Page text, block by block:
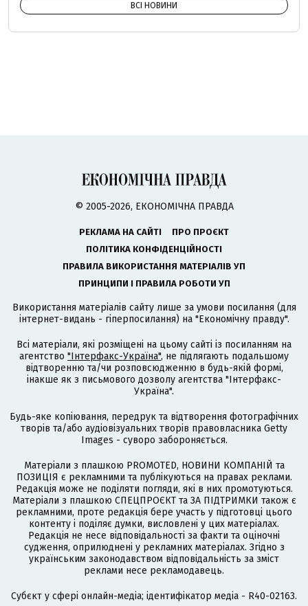
ВСІ НОВИНИ
© 2005-2026, ЕКОНОМІЧНА ПРАВДА
РЕКЛАМА НА САЙТІ
ПРО ПРОЄКТ
ПОЛІТИКА КОНФІДЕНЦІЙНОСТІ
ПРАВИЛА ВИКОРИСТАННЯ МАТЕРІАЛІВ УП
ПРИНЦИПИ І ПРАВИЛА РОБОТИ УП
Використання матеріалів сайту лише за умови посилання (для
інтернет-видань - гіперпосилання) на "Економічну правду".
Всі матеріали, які розміщені на цьому сайті із посиланням на
агентство "Інтерфакс-Україна", не підлягають подальшому
відтворенню та/чи розповсюдженню в будь-якій формі,
інакше як з письмового дозволу агентства "Інтерфакс-
Україна".
Будь-яке копіювання, передрук та відтворення фотографічних
творів та/або аудіовізуальних творів правовласника Getty
Images - суворо забороняється.
Матеріали з плашкою PROMOTED, НОВИНИ КОМПАНІЙ та
ПОЗИЦІЯ є рекламними та публікуються на правах реклами.
Редакція може не поділяти погляди, які в них промотуються.
Матеріали з плашкою СПЕЦПРОЄКТ та ЗА ПІДТРИМКИ також є
рекламними, проте редакція бере участь у підготовці цього
контенту і поділяє думки, висловлені у цих матеріалах.
Редакція не несе відповідальності за факти та оціночні
судження, оприлюднені у рекламних матеріалах. Згідно з
українським законодавством відповідальність за зміст
реклами несе рекламодавець.
Cубєкт у сфері онлайн-медіа; ідентифікатор медіа - R40-02163.